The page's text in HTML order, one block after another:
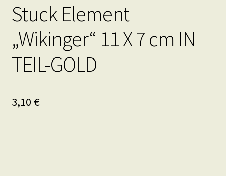
Stuck Element
„Wikinger“ 11 X 7 cm IN
TEIL-GOLD
3,10 €